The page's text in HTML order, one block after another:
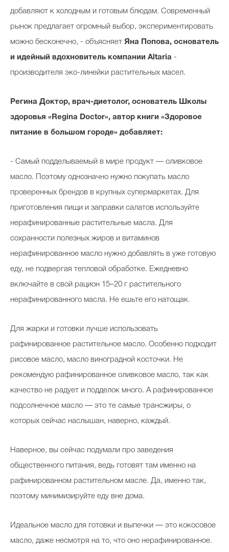
Интервью со звездой
Beauty- битвы
добавляют к холодным и готовым блюдам. Современный
рынок предлагает огромный выбор, экспериментировать
можно бесконечно, - объясняет Яна Попова, основатель
и идейный вдохновитель компании Altaria -
производителя эко-линейки растительных масел.
Регина Доктор, врач-диетолог, основатель Школы
здоровья «Regina Doctor», автор книги «Здоровое
питание в большом городе» добавляет:
- Самый подделываемый в мире продукт — оливковое
масло. Поэтому однозначно нужно покупать масло
проверенных брендов в крупных супермаркетах. Для
приготовления пищи и заправки салатов используйте
нерафинированные растительные масла. Для
сохранности полезных жиров и витаминов
нерафинированное масло нужно добавлять в уже готовую
еду, не подвергая тепловой обработке. Ежедневно
включайте в свой рацион 15–20 г растительного
нерафинированного масла. Не ешьте его натощак.
Для жарки и готовки лучше использовать
рафинированное растительное масло. Особенно подходит
рисовое масло, масло виноградной косточки. Не
рекомендую рафинированное оливковое масло, так как
качество не радует и подделок много. А рафинированное
подсолнечное масло — это те самые трансжиры, о
которых сейчас наслышан, наверно, каждый.
Наверное, вы сейчас подумали про заведения
общественного питания, ведь готовят там именно на
рафинированном растительном масле. Да, именно так,
поэтому минимизируйте еду вне дома.
Идеальное масло для готовки и выпечки — это кокосовое
масло, даже несмотря на то, что оно нерафинированное.